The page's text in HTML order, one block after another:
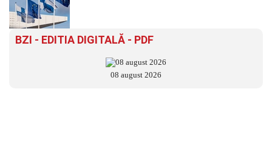
BZI - EDITIA DIGITALĂ - PDF
08 august 2026